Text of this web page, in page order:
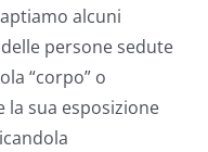
alcuni
persone sedute
“corpo” o
la sua esposizione